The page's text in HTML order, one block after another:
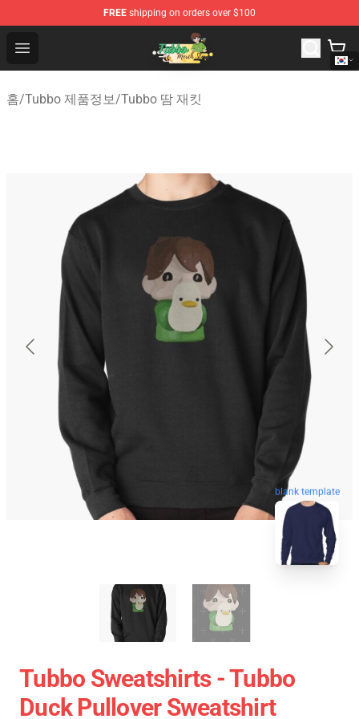
FREE shipping on orders over $100
Open menu
Tubbo Store - Official Tubbo Merchandise Shop
홈/Tubbo 제품정보/Tubbo 땀 재킷
blank template
Tubbo Sweatshirts - Tubbo
Duck Pullover Sweatshirt